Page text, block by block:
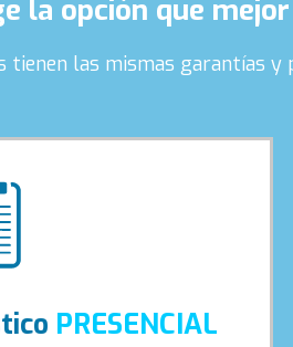
la opción que
tienen las mismas garantías
PRESENCIAL